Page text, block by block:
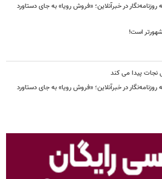
در خبرآنلاین؛ «فروش رویا» به جای دستاورد
است!
نجات پیدا می کند
در خبرآنلاین؛ «فروش رویا» به جای دستاورد